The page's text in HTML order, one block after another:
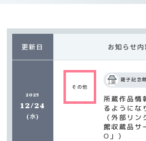
更新日 お知らせ内
2025
12/24
(水)
その他
龍子記念
所蔵作品情
るようにな
（外部リ
館収蔵品サ
O」）